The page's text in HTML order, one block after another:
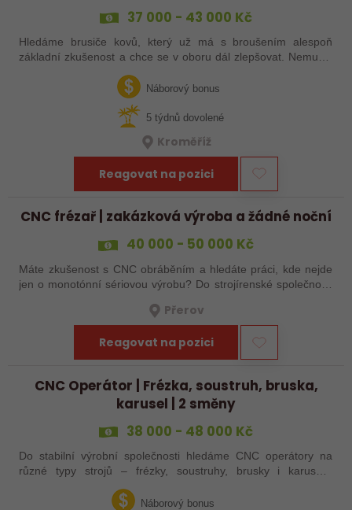
37 000 - 43 000 Kč
Hledáme brusiče kovů, který už má s broušením alespoň
základní zkušenost a chce se v oboru dál zlepšovat. Nemusíš
abys už někdy pracoval…Náborový bonus
5 týdnů dovolené
Kroměříž
Reagovat na pozici
CNC frézař | zakázková výroba a žádné noční
40 000 - 50 000 Kč
Máte zkušenost s CNC obráběním a hledáte práci, kde nejde
jen o monotónní sériovou výrobu? Do strojírenské společnosti
Přerov
Reagovat na pozici
CNC Operátor | Frézka, soustruh, bruska,
karusel | 2 směny
38 000 - 48 000 Kč
Do stabilní výrobní společnosti hledáme CNC operátory na
různé typy strojů – frézky, soustruhy, brusky i karusely.
Uplatnění u nás najdou zkušení obráběči i absolventi
technických oborů, kteří se…Náborový bonus